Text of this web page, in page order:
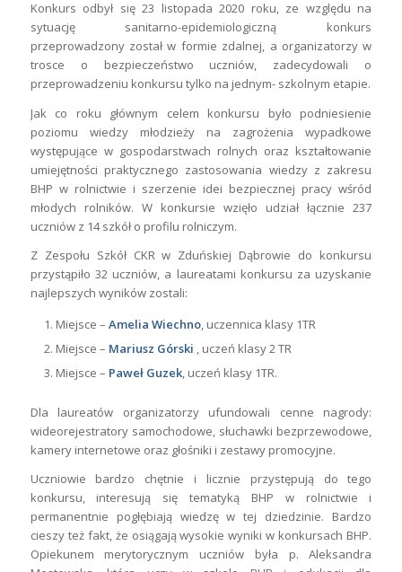
Konkurs odbył się 23 listopada 2020 roku, ze względu na
sytuację sanitarno-epidemiologiczną konkurs
przeprowadzony został w formie zdalnej, a organizatorzy w
trosce o bezpieczeństwo uczniów, zadecydowali o
przeprowadzeniu konkursu tylko na jednym- szkolnym etapie.
Jak co roku głównym celem konkursu było podniesienie
poziomu wiedzy młodzieży na zagrożenia wypadkowe
występujące w gospodarstwach rolnych oraz kształtowanie
umiejętności praktycznego zastosowania wiedzy z zakresu
BHP w rolnictwie i szerzenie idei bezpiecznej pracy wśród
młodych rolników. W konkursie wzięło udział łącznie 237
uczniów z 14 szkół o profilu rolniczym.
Z Zespołu Szkół CKR w Zduńskiej Dąbrowie do konkursu
przystąpiło 32 uczniów, a laureatami konkursu za uzyskanie
najlepszych wyników zostali:
Miejsce – Amelia Wiechno, uczennica klasy 1TR
Miejsce – Mariusz Górski , uczeń klasy 2 TR
Miejsce – Paweł Guzek, uczeń klasy 1TR.
Dla laureatów organizatorzy ufundowali cenne nagrody:
wideorejestratory samochodowe, słuchawki bezprzewodowe,
kamery internetowe oraz głośniki i zestawy promocyjne.
Uczniowie bardzo chętnie i licznie przystępują do tego
konkursu, interesują się tematyką BHP w rolnictwie i
permanentnie pogłębiają wiedzę w tej dziedzinie. Bardzo
cieszy też fakt, że osiągają wysokie wyniki w konkursach BHP.
Opiekunem merytorycznym uczniów była p. Aleksandra